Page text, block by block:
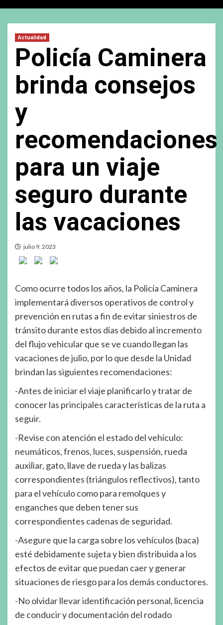
Actualidad
Policía Caminera
brinda consejos
y
recomendaciones
para un viaje
seguro durante
las vacaciones
julio 9, 2023
Como ocurre todos los años, la Policía Caminera
implementará diversos operativos de control y
prevención en rutas a fin de evitar siniestros de
tránsito durante estos días debido al incremento
del flujo vehicular que se ve cuando llegan las
vacaciones de julio, por lo que desde la Unidad
brindan las siguientes recomendaciones:
-Antes de iniciar el viaje planificarlo y tratar de
conocer las principales características de la ruta a
seguir.
-Revise con atención el estado del vehículo:
neumáticos, frenos, luces, suspensión, rueda
auxiliar, gato, llave de rueda y las balizas
correspondientes (triángulos reflectivos), tanto
para el vehículo como para remolques y
enganches que deben tener sus
correspondientes cadenas de seguridad.
-Asegure que la carga sobre los vehículos (baca)
esté debidamente sujeta y bien distribuida a los
efectos de evitar que puedan caer y generar
situaciones de riesgo para los demás conductores.
-No olvidar llevar identificación personal, licencia
de conducir y documentación del rodado